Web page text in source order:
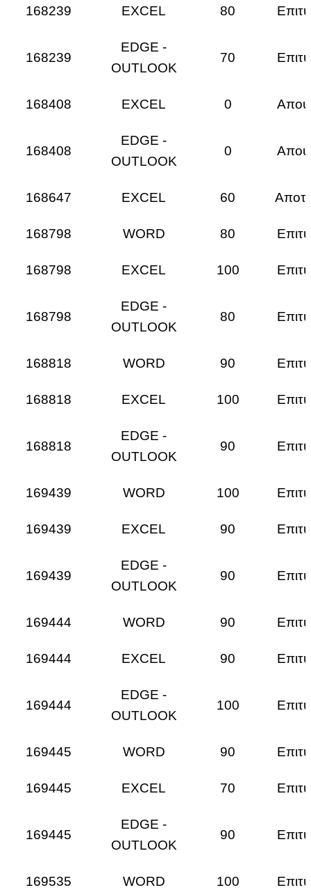
168239 EXCEL 80
168239
EDGE -
OUTLOOK
70
168408 EXCEL 0
168408
EDGE -
OUTLOOK
0
168647 EXCEL 60
168798 WORD 80
168798 EXCEL 100
168798
EDGE -
OUTLOOK
80
168818 WORD 90
168818 EXCEL 100
168818
EDGE -
OUTLOOK
90
169439 WORD 100
169439 EXCEL 90
169439
EDGE -
OUTLOOK
90
169444 WORD 90
169444 EXCEL 90
169444
EDGE -
OUTLOOK
100
169445 WORD 90
169445 EXCEL 70
169445
EDGE -
OUTLOOK
90
169535 WORD 100